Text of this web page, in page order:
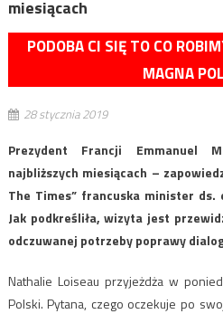
miesiącach
PODOBA CI SIĘ TO CO
MAGNA
28 stycznia 2019
Prezydent Francji Emmanuel
najbliższych miesiącach –
The Times” francuska minister ds.
Jak podkreśliła, wizyta jest
odczuwanej potrzeby poprawy
Nathalie Loiseau przyjeżdża w
Polski. Pytana, czego oczekuje po